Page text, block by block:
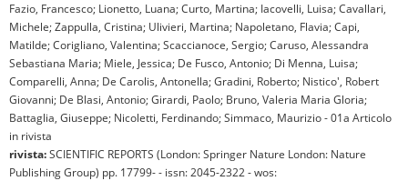
Fazio, Francesco; Lionetto, Luana; Curto, Martina; Iacovelli, Luisa; Cavallari,
Michele; Zappulla, Cristina; Ulivieri, Martina; Napoletano, Flavia; Capi,
Matilde; Corigliano, Valentina; Scaccianoce, Sergio; Caruso, Alessandra
Sebastiana Maria; Miele, Jessica; De Fusco, Antonio; Di Menna, Luisa;
Comparelli, Anna; De Carolis, Antonella; Gradini, Roberto; Nistico', Robert
Giovanni; De Blasi, Antonio; Girardi, Paolo; Bruno, Valeria Maria Gloria;
Battaglia, Giuseppe; Nicoletti, Ferdinando; Simmaco, Maurizio - 01a Articolo
in rivista
rivista:SCIENTIFIC REPORTS (London: Springer Nature London: Nature
Publishing Group) pp. 17799- - issn: 2045-2322 - wos: